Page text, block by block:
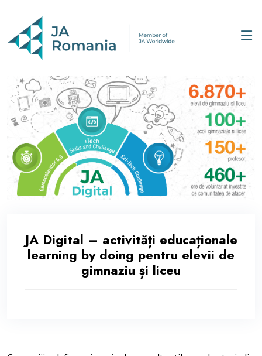
JA Digital – activități educaționale
learning by doing pentru elevii de
gimnaziu și liceu